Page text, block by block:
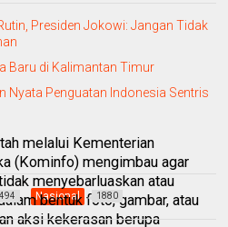
Presiden Jokowi: Jangan Tidak
Baru di Kalimantan Timur
Nyata Penguatan Indonesia Sentris
melalui Kementerian
(Kominfo) mengimbau agar
menyebarluaskan atau
bentuk foto, gambar, atau
aksi kekerasan berupa
Nasional 1880